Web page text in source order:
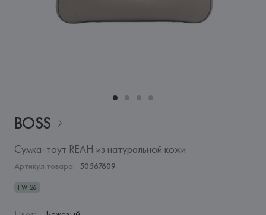
BOSS
Сумка-тоут REAH из натуральной кожи
Артикул товара: 50567609
FW'26